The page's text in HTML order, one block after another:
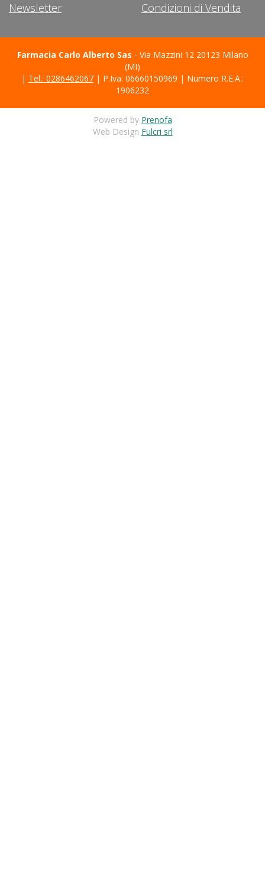
Newsletter
Condizioni di Vendita
Farmacia Carlo Alberto Sas - Via Mazzini 12 20123 Milano
(MI)
| Tel.: 0286462067 | P.Iva: 06660150969 | Numero R.E.A.:
1906232
Powered by Prenofa
Web Design Fulcri srl